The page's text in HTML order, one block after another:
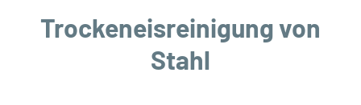
Trockeneisreinigung von
Stahl